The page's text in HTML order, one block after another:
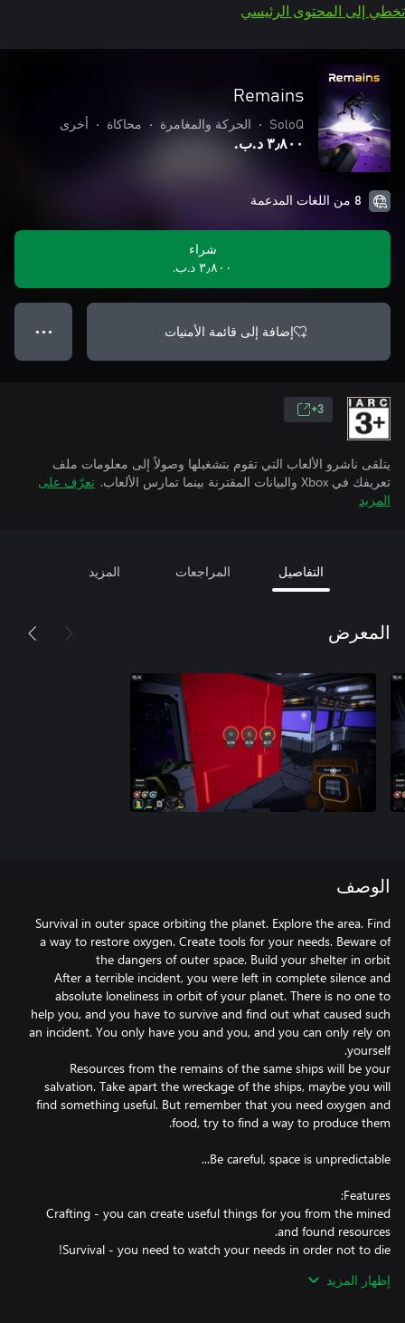
تخطي إلى المحتوى الرئيسي
Remains
SoloQ
• الحركة والمغامرة • محاكاة • أخرى
٣٫٨٠٠ د.ب.‏
8 من اللغات المدعمة
شراء
٣٫٨٠٠ د.ب.‏
إضافة إلى قائمة الأمنيات ● ● ●
3+
يتلقى ناشرو الألعاب التي تقوم بتشغيلها وصولاً إلى معلومات ملف
تعريفك في Xbox والبيانات المقترنة بينما تمارس الألعاب.
تعرّف على
المزيد
التفاصيل المراجعات المزيد
المعرض
الوصف
Survival in outer space orbiting the planet. Explore the area. Find
a way to restore oxygen. Create tools for your needs. Beware of
After a terrible incident, you were left in complete silence and
absolute loneliness in orbit of your planet. There is no one to
help you, and you have to survive and find out what caused such
an incident. You only have you and you, and you can only rely on
Resources from the remains of the same ships will be your
salvation. Take apart the wreckage of the ships, maybe you will
find something useful. But remember that you need oxygen and
Crafting - you can create useful things for you from the mined
Manufacturing - create mechanisms for the production of your
إظهار المزيد